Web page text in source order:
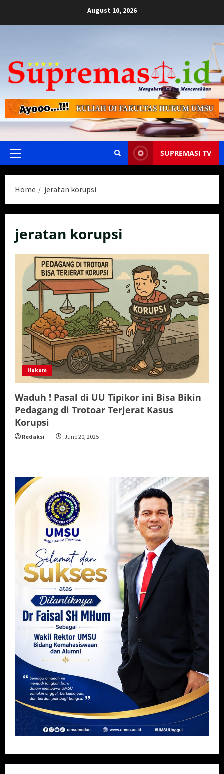
August 10, 2026
Primary
SUPREMASI TV
Home jeratan korupsi
jeratan korupsi
Hukum
Waduh ! Pasal di UU Tipikor ini Bisa Bikin
Pedagang di Trotoar Terjerat Kasus
Korupsi
Redaksi June 20, 2025